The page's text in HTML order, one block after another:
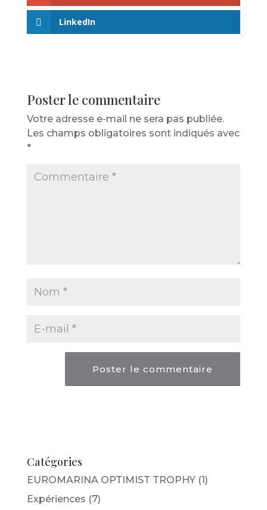
LinkedIn
Poster le commentaire
Votre adresse e-mail ne sera pas publiée.
Les champs obligatoires sont indiqués avec
*
Catégories
EUROMARINA OPTIMIST TROPHY(1)
Expériences (7)